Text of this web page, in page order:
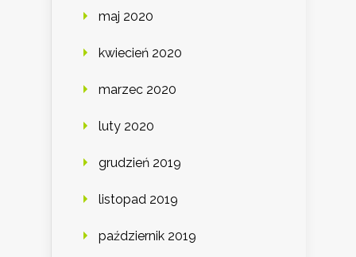
maj 2020
kwiecień 2020
marzec 2020
luty 2020
grudzień 2019
listopad 2019
październik 2019